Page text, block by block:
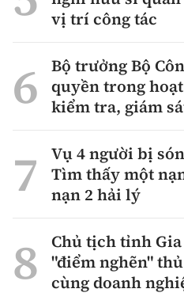
vị trí công tác
Bộ trưởng Bộ
quyền trong
kiểm tra, giám
Vụ 4 người bị
Tìm thấy một
nạn 2 hải lý
Chủ tịch tỉnh
"điểm nghẽn"
cùng doanh